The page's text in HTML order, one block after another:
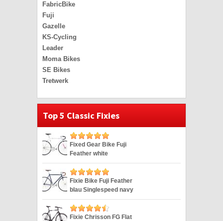
FabricBike
Fuji
Gazelle
KS-Cycling
Leader
Moma Bikes
SE Bikes
Tretwerk
Top 5 Classic Fixies
Fixed Gear Bike Fuji
Feather white
Singlespeed weiss 28″
Fixie Bike Fuji Feather
blau Singlespeed navy
28″
Fixie Chrisson FG Flat